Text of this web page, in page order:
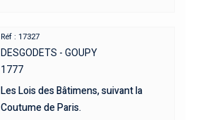
Réf : 17327
DESGODETS - GOUPY
1777
Les Lois des Bâtimens, suivant la
Coutume de Paris.